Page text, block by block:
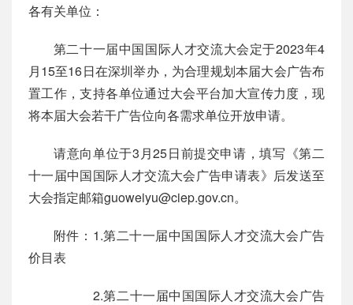
各有关单位：
第二十一届中国国际人才交流大会定于2023年4
月15至16日在深圳举办，为合理规划本届大会广告布
置工作，支持各单位通过大会平台加大宣传力度，现
将本届大会若干广告位向各需求单位开放申请。
请意向单位于3月25日前提交申请，填写《第二
十一届中国国际人才交流大会广告申请表》后发送至
大会指定邮箱guoweiyu@ciep.gov.cn。
附件：1.第二十一届中国国际人才交流大会广告
价目表
2.第二十一届中国国际人才交流大会广告